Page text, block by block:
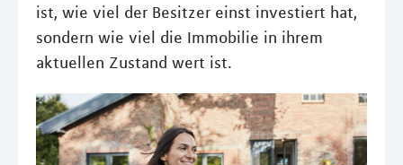
ist, wie viel der Besitzer einst investiert hat,
sondern wie viel die Immobilie in ihrem
aktuellen Zustand wert ist.